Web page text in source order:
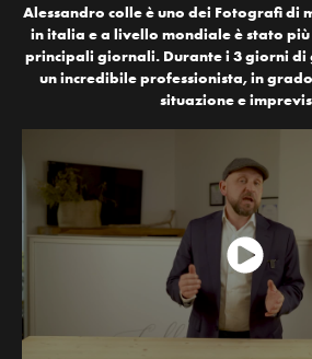
Alessandro colle è uno dei Fotografi di
in italia e a livello mondiale è stato
principali giornali. Durante i 3 giorni di
un incredibile professionista, in
situazione e